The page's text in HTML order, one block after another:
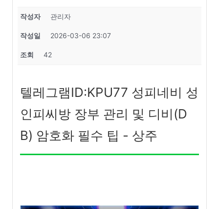
작성자 관리자
작성일 2026-03-06 23:07
조회 42
텔레그램ID:KPU77 성피네비 성
인피씨방 장부 관리 및 디비(D
B) 암호화 필수 팁 - 상주